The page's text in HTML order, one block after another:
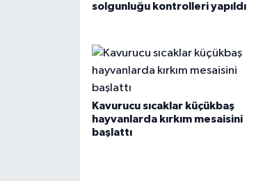
solgunluğu kontrolleri yapıldı
Kavurucu sıcaklar küçükbaş
hayvanlarda kırkım mesaisini
başlattı